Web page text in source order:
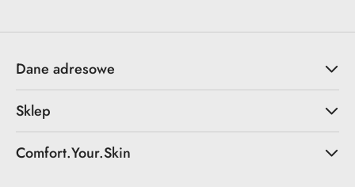
Dane adresowe
Sklep
Comfort.Your.Skin